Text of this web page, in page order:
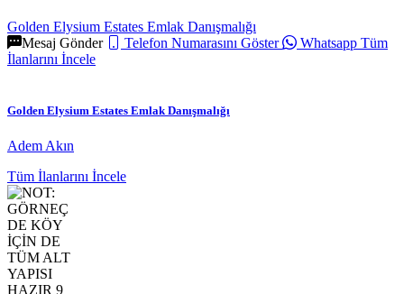
Golden Elysium Estates Emlak Danışmalığı
Mesaj Gönder
Telefon Numarasını Göster Whatsapp Tüm
İlanlarını İncele
Golden Elysium Estates Emlak Danışmalığı
Adem Akın
Tüm İlanlarını İncele